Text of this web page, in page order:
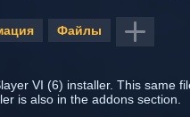
Файлы
VI (6) installer. This same
is also in the addons section.